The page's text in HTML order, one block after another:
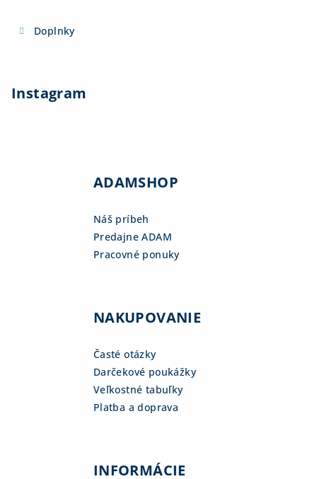
Doplnky
Instagram
ADAMSHOP
Náš príbeh
Predajne ADAM
Pracovné ponuky
NAKUPOVANIE
Časté otázky
Darčekové poukážky
Veľkostné tabuľky
Platba a doprava
INFORMÁCIE